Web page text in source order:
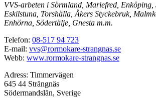
VVS-arbeten i Sörmland, Mariefred, Enköping,
Eskilstuna, Torshälla, Åkers Styckebruk,
Enhörna, Södertälje, Gnesta m.m.
Telefon: 08-517 94 723
E-mail: vvs@rormokare-strangnas.se
Webb: www.rormokare-strangnas.se
Adress: Timmervägen
645 44 Strängnäs
Södermandslän, Sverige